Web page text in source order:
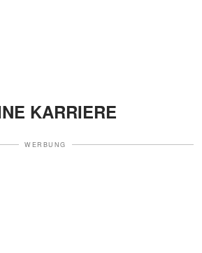
KARRIERE
WERBUNG